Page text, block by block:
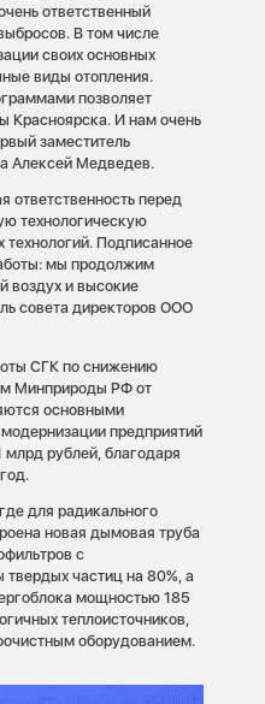
ответственный
В том числе
своих основных
виды отопления.
позволяет
Красноярска. И нам очень
заместитель
Алексей Медведев.
ответственность перед
технологическую
Подписанное
мы продолжим
воздух и высокие
совета директоров ООО
СГК по снижению
Минприроды РФ от
основными
предприятий
рублей, благодаря
для радикального
новая дымовая труба
с
частиц на 80%, а
мощностью 185
теплоисточников,
оборудованием.